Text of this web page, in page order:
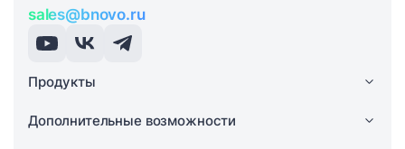
sales@bnovo.ru
Продукты
Дополнительные возможности